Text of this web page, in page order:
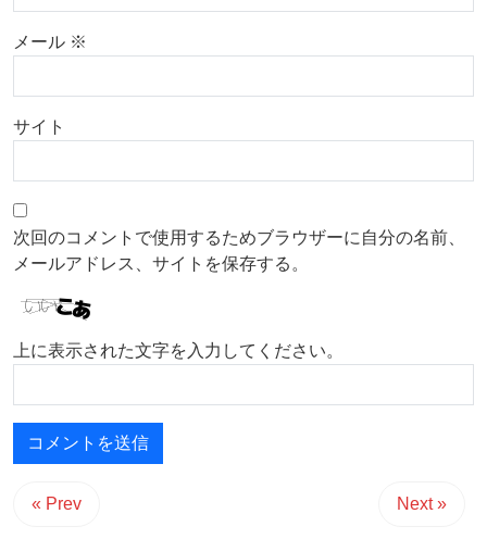
メール ※
サイト
次回のコメントで使用するためブラウザーに自分の名前、
メールアドレス、サイトを保存する。
上に表示された文字を入力してください。
« Prev Next »